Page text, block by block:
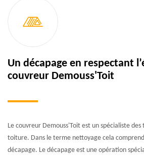
Un décapage en respectant
couvreur Demouss'Toit
Le couvreur Demouss'Toit est un spécialiste
toiture. Dans le terme nettoyage cela
décapage. Le décapage est une opération